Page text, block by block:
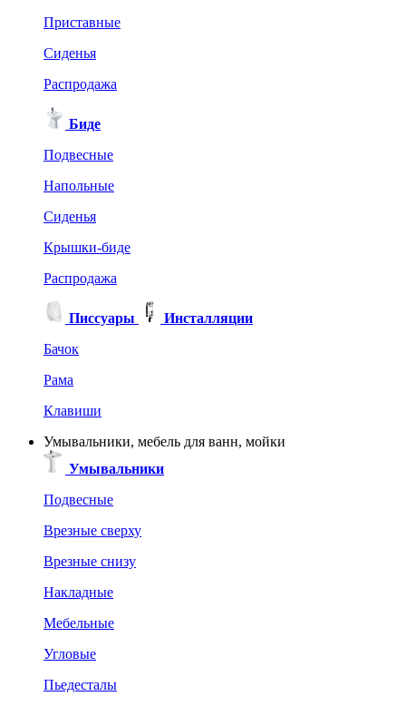
Приставные
Сиденья
Распродажа
Биде
Подвесные
Напольные
Сиденья
Крышки-биде
Распродажа
Писсуары
Инсталляции
Бачок
Рама
Клавиши
Умывальники, мебель для ванн, мойки
Умывальники
Подвесные
Врезные сверху
Врезные снизу
Накладные
Мебельные
Угловые
Пьедесталы